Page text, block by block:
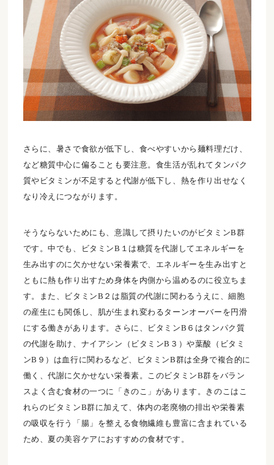
さらに、暑さで食欲が低下し、食べやすいから麺料理だけ、
など糖質中心に偏ることも要注意。食生活が乱れてタンパク
質やビタミンが不足すると代謝が低下し、熱を作り出せなく
なり冷えにつながります。
そうならないためにも、意識して摂りたいのがビタミンB群
です。中でも、ビタミンB１は糖質を代謝してエネルギーを
生み出すのに欠かせない栄養素で、エネルギーを生み出すと
ともに熱も作り出すため身体を内側から温めるのに役立ちま
す。また、ビタミンB２は脂質の代謝に関わるうえに、細胞
の産生にも関係し、肌が生まれ変わるターンオーバーを円滑
にする働きがあります。さらに、ビタミンB６はタンパク質
の代謝を助け、ナイアシン（ビタミンB３）や葉酸（ビタミ
ンB９）は血行に関わるなど、ビタミンB群は全身で複合的に
働く、代謝に欠かせない栄養素。このビタミンB群をバラン
スよく含む食材の一つに「きのこ」があります。きのこはこ
れらのビタミンB群に加えて、体内の老廃物の排出や栄養素
の吸収を行う「腸」を整える食物繊維も豊富に含まれている
ため、夏の美容ケアにおすすめの食材です。